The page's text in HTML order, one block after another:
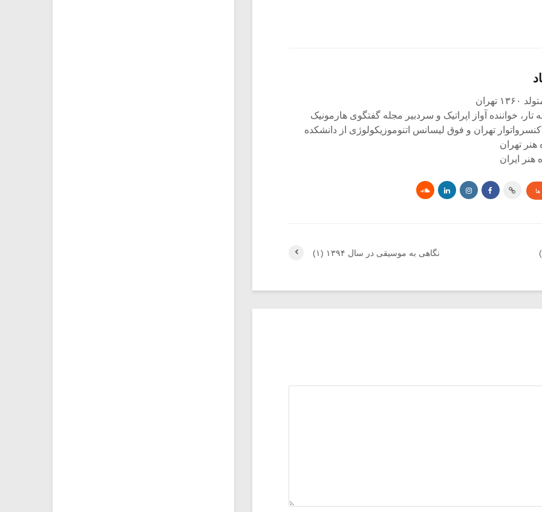
تهران
تار، خواننده آواز اپراتیک و سردبیر مجله گفتگوی هارمونیک
تهران و فوق لیسانس اتنوموزیکولوژی از دانشکده
هنر تهران
ایران
نگاهی به موسیقی در سال ۱۳۹۴ (۱)